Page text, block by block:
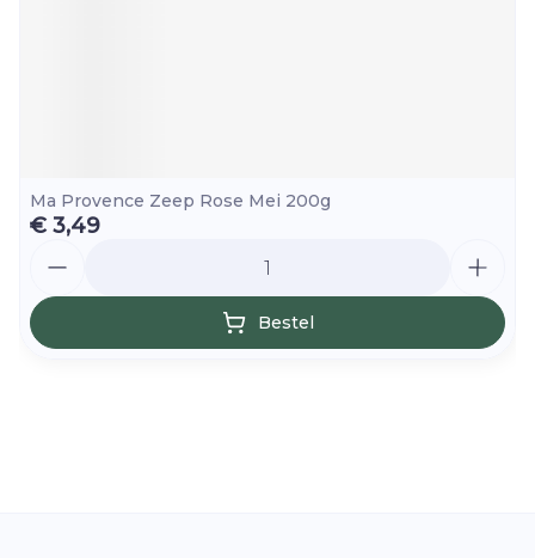
Ma Provence Zeep Rose Mei 200g
€ 3,49
Bestel